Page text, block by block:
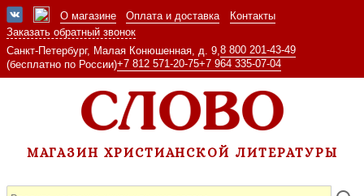
О магазине Оплата и доставка
Контакты
Заказать обратный звонок
Санкт-Петербург, Малая Конюшенная, д. 9, 8 800 201-43-49
(бесплатно по России)+7 812 571-20-75+7 964 335-07-04
МАГАЗИН ХРИСТИАНСКОЙ ЛИТЕРАТУРЫ